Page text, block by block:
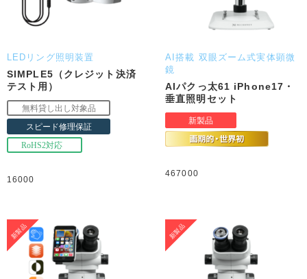
LEDリング照明装置
SIMPLE5（クレジット決済
テスト用）
16000
AI搭載 双眼ズーム式実体顕微
鏡
AIパクっ太61 iPhone17・
垂直照明セット
467000